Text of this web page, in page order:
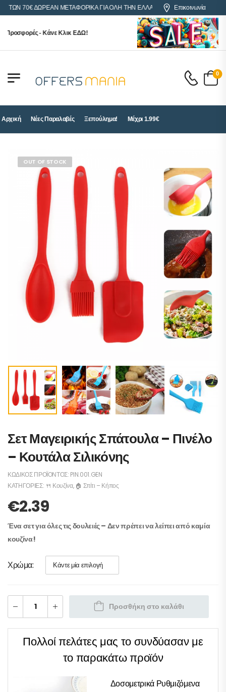
70€ ΔΩΡΕΑΝ ΜΕΤΑΦΟΡΙΚΑ ΓΙΑ ΟΛΗ ΤΗΝ ΕΛΛΑΔΑ Επικοινωνία
- Κάνε Κλικ ΕΔΩ!
0
Αρχική Νέες Παραλαβές Ξεπούλημα! Μέχρι 1.99€
OUT OF STOCK
Σετ Μαγειρικής Σπάτουλα – Πινέλο
– Κουτάλα Σιλικόνης
ΚΩΔΙΚΌΣ ΠΡΟΪΌΝΤΟΣ: PIN.001.GEN
ΚΑΤΗΓΟΡΊΕΣ: 🍴 Κουζίνα, 🏠 Σπίτι – Κήπος
€2.39
Ένα σετ για όλες τις δουλειές – Δεν πρέπει να λείπει από καμία
κουζίνα!
Χρώμα
Προσθήκη στο καλάθι
Πολλοί πελάτες μας το συνδύασαν με
το παρακάτω προϊόν
Δοσομετρικά Ρυθμιζόμενα